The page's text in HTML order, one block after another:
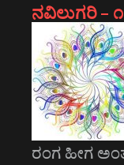
ನವಿಲುಗರಿ – ೧
ರಂಗ ಹೀಗ